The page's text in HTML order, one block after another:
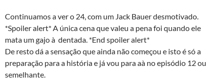
Continuamos a ver o 24, com um Jack Bauer desmotivado.
*Spoiler alert* A única cena que valeu a pena foi quando ele
mata um gajo à dentada. *End spoiler alert*
De resto dá a sensação que ainda não começou e isto é só a
preparação para a história e já vou para aà­ no episódio 12 ou
semelhante.